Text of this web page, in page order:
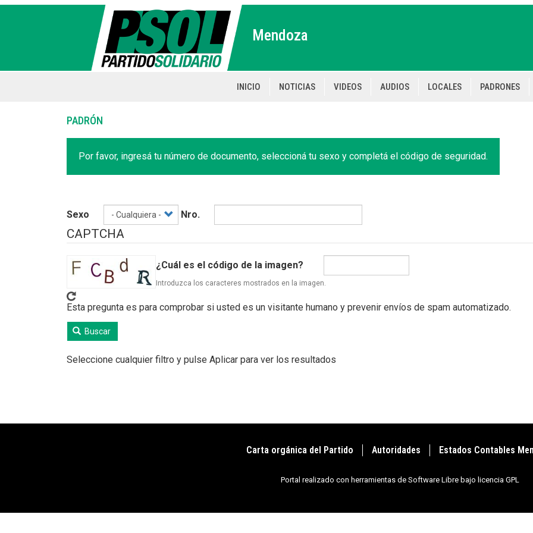
Pasar
Mendoza
INICIO NOTICIAS VIDEOS AUDIOS LOCALES PADRONES
PADRÓN
Por favor, ingresá tu número de documento, seleccioná tu sexo y completá el código de seguridad.
Sexo Nro.
CAPTCHA
¿Cuál es el código de la imagen?
Introduzca los caracteres mostrados en la imagen.
Esta pregunta es para comprobar si usted es un visitante humano y prevenir envíos de spam automatizado.
Buscar
Seleccione cualquier filtro y pulse Aplicar para ver los resultados
Carta orgánica del Partido Autoridades Estados Contables
Portal realizado con herramientas de Software Libre bajo licencia GPL